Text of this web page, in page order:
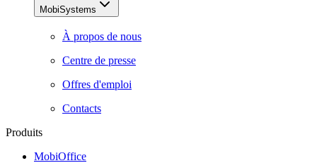
MobiSystems
À propos de nous
Centre de presse
Offres d'emploi
Contacts
Produits
MobiOffice